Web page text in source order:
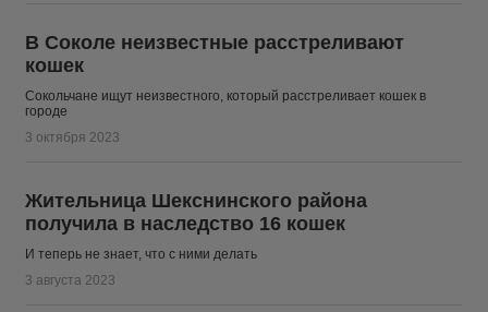
В Соколе неизвестные расстреливают
кошек
Сокольчане ищут неизвестного, который расстреливает кошек в
городе
3 октября 2023
Жительница Шекснинского района
получила в наследство 16 кошек
И теперь не знает, что с ними делать
3 августа 2023